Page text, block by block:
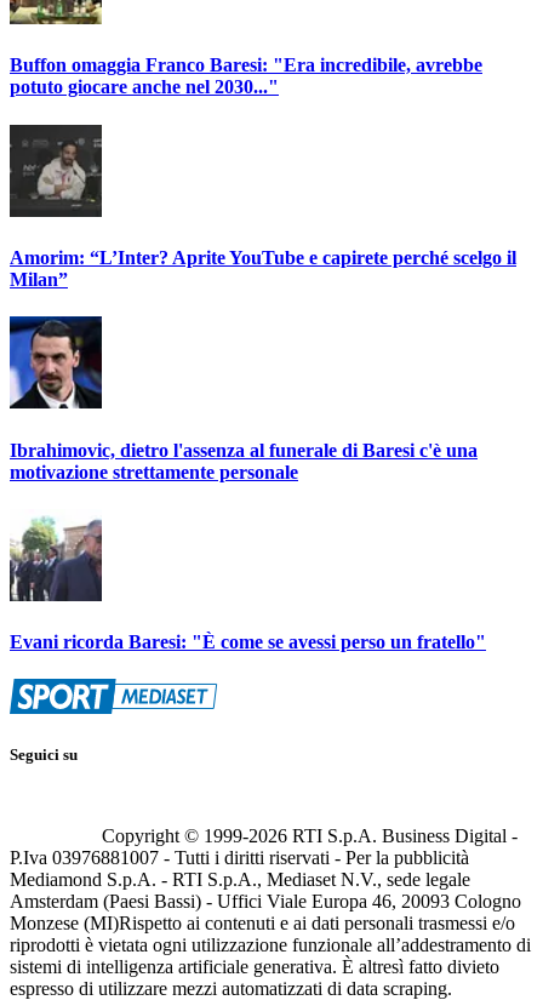
Buffon omaggia Franco Baresi: "Era incredibile, avrebbe
potuto giocare anche nel 2030..."
Amorim: “L’Inter? Aprite YouTube e capirete perché scelgo il
Milan”
Ibrahimovic, dietro l'assenza al funerale di Baresi c'è una
motivazione strettamente personale
Evani ricorda Baresi: "È come se avessi perso un fratello"
Seguici su
Copyright © 1999-2026 RTI S.p.A. Business Digital -
P.Iva 03976881007 - Tutti i diritti riservati - Per la pubblicità
Mediamond S.p.A. - RTI S.p.A., Mediaset N.V., sede legale
Amsterdam (Paesi Bassi) - Uffici Viale Europa 46, 20093 Cologno
Monzese (MI)Rispetto ai contenuti e ai dati personali trasmessi e/o
riprodotti è vietata ogni utilizzazione funzionale all’addestramento di
sistemi di intelligenza artificiale generativa. È altresì fatto divieto
espresso di utilizzare mezzi automatizzati di data scraping.